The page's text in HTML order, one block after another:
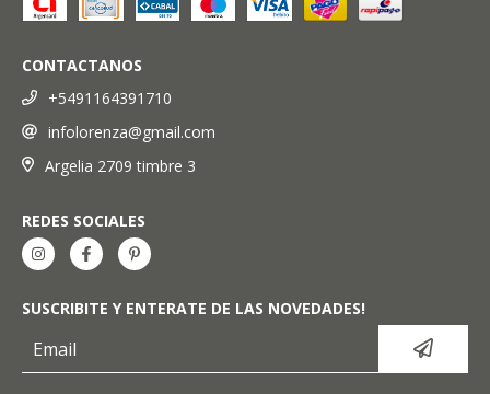
CONTACTANOS
+5491164391710
infolorenza@gmail.com
Argelia 2709 timbre 3
REDES SOCIALES
SUSCRIBITE Y ENTERATE DE LAS NOVEDADES!